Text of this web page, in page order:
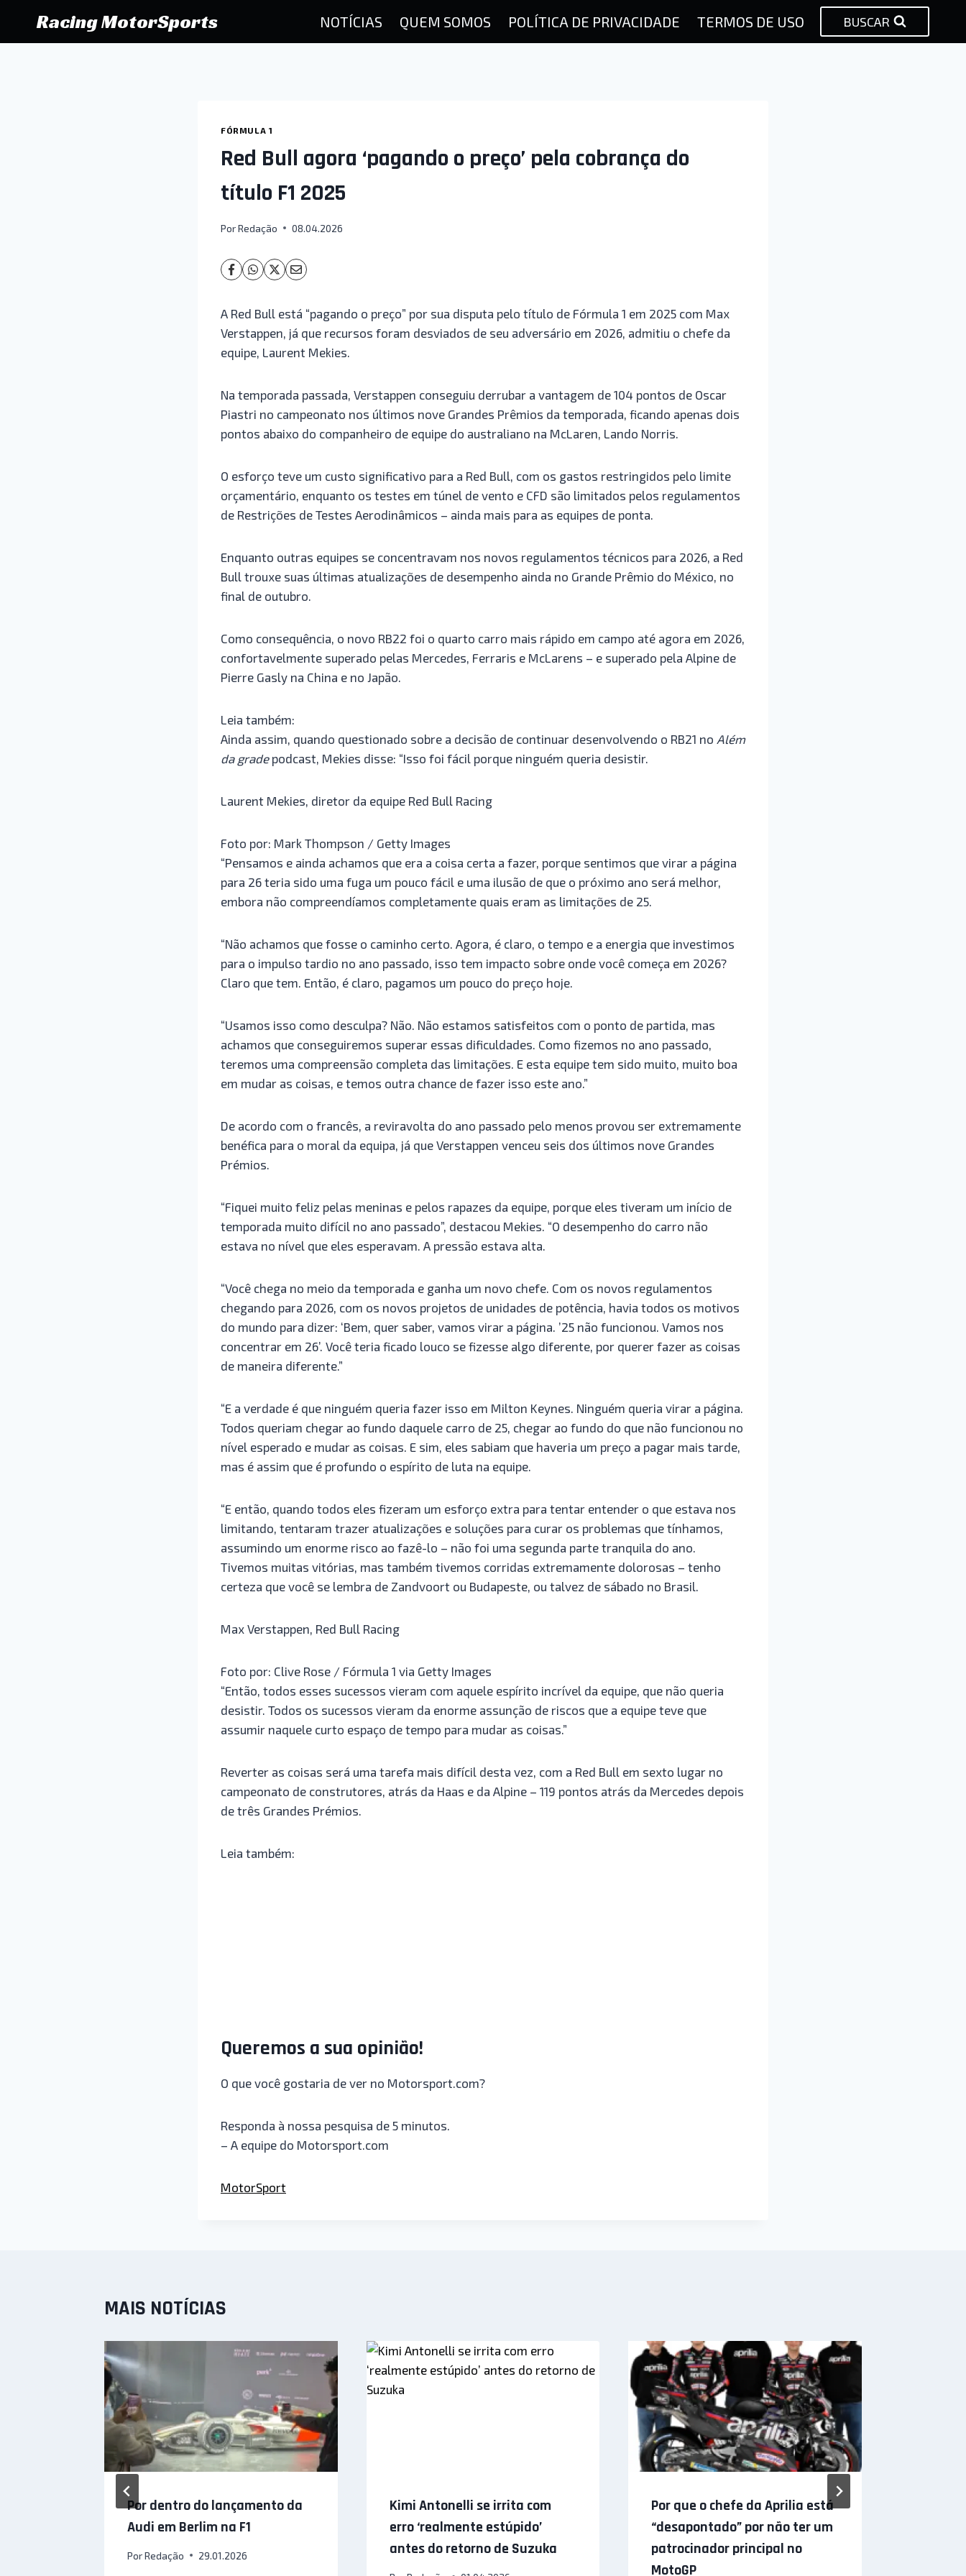
o
Racing MotorSports NOTÍCIAS QUEM SOMOS POLÍTICA DE PRIVACIDADE TERMOS DE USO BUSCAR
FÓRMULA 1
Red Bull agora ‘pagando o preço’ pela cobrança do
título F1 2025
PorRedação 08.04.2026
A Red Bull está “pagando o preço” por sua disputa pelo título de Fórmula 1 em 2025 com Max
Verstappen, já que recursos foram desviados de seu adversário em 2026, admitiu o chefe da
equipe, Laurent Mekies.
Na temporada passada, Verstappen conseguiu derrubar a vantagem de 104 pontos de Oscar
Piastri no campeonato nos últimos nove Grandes Prêmios da temporada, ficando apenas dois
pontos abaixo do companheiro de equipe do australiano na McLaren, Lando Norris.
O esforço teve um custo significativo para a Red Bull, com os gastos restringidos pelo limite
orçamentário, enquanto os testes em túnel de vento e CFD são limitados pelos regulamentos
de Restrições de Testes Aerodinâmicos – ainda mais para as equipes de ponta.
Enquanto outras equipes se concentravam nos novos regulamentos técnicos para 2026, a Red
Bull trouxe suas últimas atualizações de desempenho ainda no Grande Prêmio do México, no
final de outubro.
Como consequência, o novo RB22 foi o quarto carro mais rápido em campo até agora em 2026,
confortavelmente superado pelas Mercedes, Ferraris e McLarens – e superado pela Alpine de
Pierre Gasly na China e no Japão.
Leia também:
Ainda assim, quando questionado sobre a decisão de continuar desenvolvendo o RB21 no Além
da gradepodcast, Mekies disse: “Isso foi fácil porque ninguém queria desistir.
Laurent Mekies, diretor da equipe Red Bull Racing
Foto por: Mark Thompson / Getty Images
“Pensamos e ainda achamos que era a coisa certa a fazer, porque sentimos que virar a página
para 26 teria sido uma fuga um pouco fácil e uma ilusão de que o próximo ano será melhor,
embora não compreendíamos completamente quais eram as limitações de 25.
“Não achamos que fosse o caminho certo. Agora, é claro, o tempo e a energia que investimos
para o impulso tardio no ano passado, isso tem impacto sobre onde você começa em 2026?
Claro que tem. Então, é claro, pagamos um pouco do preço hoje.
“Usamos isso como desculpa? Não. Não estamos satisfeitos com o ponto de partida, mas
achamos que conseguiremos superar essas dificuldades. Como fizemos no ano passado,
teremos uma compreensão completa das limitações. E esta equipe tem sido muito, muito boa
em mudar as coisas, e temos outra chance de fazer isso este ano.”
De acordo com o francês, a reviravolta do ano passado pelo menos provou ser extremamente
benéfica para o moral da equipa, já que Verstappen venceu seis dos últimos nove Grandes
Prémios.
“Fiquei muito feliz pelas meninas e pelos rapazes da equipe, porque eles tiveram um início de
temporada muito difícil no ano passado”, destacou Mekies. “O desempenho do carro não
estava no nível que eles esperavam. A pressão estava alta.
“Você chega no meio da temporada e ganha um novo chefe. Com os novos regulamentos
chegando para 2026, com os novos projetos de unidades de potência, havia todos os motivos
do mundo para dizer: ‘Bem, quer saber, vamos virar a página. ’25 não funcionou. Vamos nos
concentrar em 26’. Você teria ficado louco se fizesse algo diferente, por querer fazer as coisas
de maneira diferente.”
“E a verdade é que ninguém queria fazer isso em Milton Keynes. Ninguém queria virar a página.
Todos queriam chegar ao fundo daquele carro de 25, chegar ao fundo do que não funcionou no
nível esperado e mudar as coisas. E sim, eles sabiam que haveria um preço a pagar mais tarde,
mas é assim que é profundo o espírito de luta na equipe.
“E então, quando todos eles fizeram um esforço extra para tentar entender o que estava nos
limitando, tentaram trazer atualizações e soluções para curar os problemas que tínhamos,
assumindo um enorme risco ao fazê-lo – não foi uma segunda parte tranquila do ano.
Tivemos muitas vitórias, mas também tivemos corridas extremamente dolorosas – tenho
certeza que você se lembra de Zandvoort ou Budapeste, ou talvez de sábado no Brasil.
Max Verstappen, Red Bull Racing
Foto por: Clive Rose / Fórmula 1 via Getty Images
“Então, todos esses sucessos vieram com aquele espírito incrível da equipe, que não queria
desistir. Todos os sucessos vieram da enorme assunção de riscos que a equipe teve que
assumir naquele curto espaço de tempo para mudar as coisas.”
Reverter as coisas será uma tarefa mais difícil desta vez, com a Red Bull em sexto lugar no
campeonato de construtores, atrás da Haas e da Alpine – 119 pontos atrás da Mercedes depois
de três Grandes Prémios.
Leia também:
Queremos a sua opinião!
O que você gostaria de ver no Motorsport.com?
Responda à nossa pesquisa de 5 minutos.
– A equipe do Motorsport.com
MotorSport
MAIS NOTÍCIAS
Por dentro do lançamento da
Audi em Berlim na F1
PorRedação 29.01.2026
Kimi Antonelli se irrita com
erro ‘realmente estúpido’
antes do retorno de Suzuka
Por que o chefe da Aprilia está
“desapontado” por não ter um
patrocinador principal no
MotoGP